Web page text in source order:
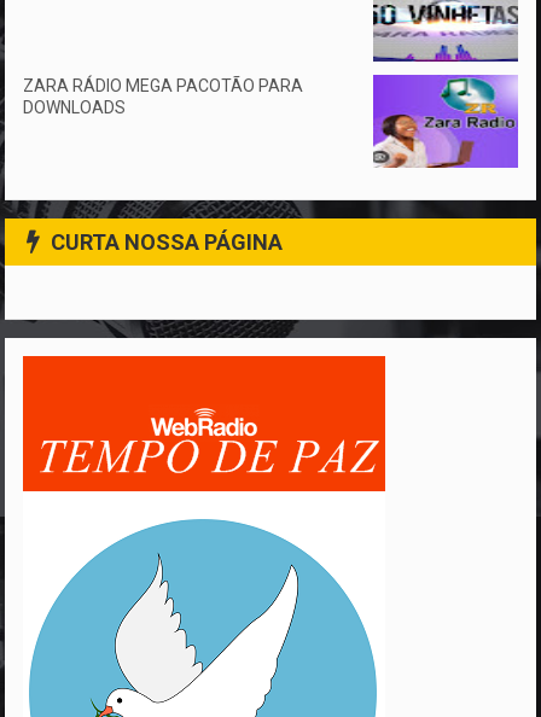
ZARA RÁDIO MEGA PACOTÃO PARA
DOWNLOADS
CURTA NOSSA PÁGINA